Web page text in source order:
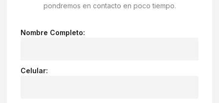
pondremos en contacto en poco tiempo.
Nombre Completo:
Celular: